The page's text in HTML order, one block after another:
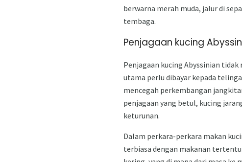
berwarna merah muda, jalur di
tembaga.
Penjagaan kucing
Penjagaan kucing Abyssinian
utama perlu dibayar kepada
mencegah perkembangan
penjagaan yang betul, kucing
keturunan.
Dalam perkara-perkara makan
terbiasa dengan makanan